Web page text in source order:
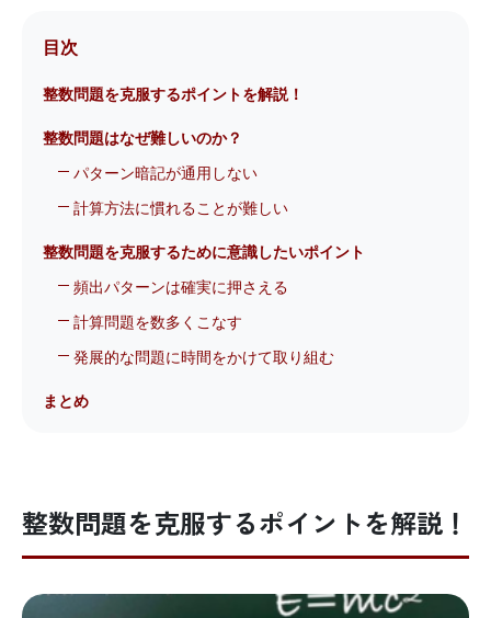
目次
整数問題を克服するポイントを解説！
整数問題はなぜ難しいのか？
パターン暗記が通用しない
計算方法に慣れることが難しい
整数問題を克服するために意識したいポイント
頻出パターンは確実に押さえる
計算問題を数多くこなす
発展的な問題に時間をかけて取り組む
まとめ
整数問題を克服するポイントを解説！